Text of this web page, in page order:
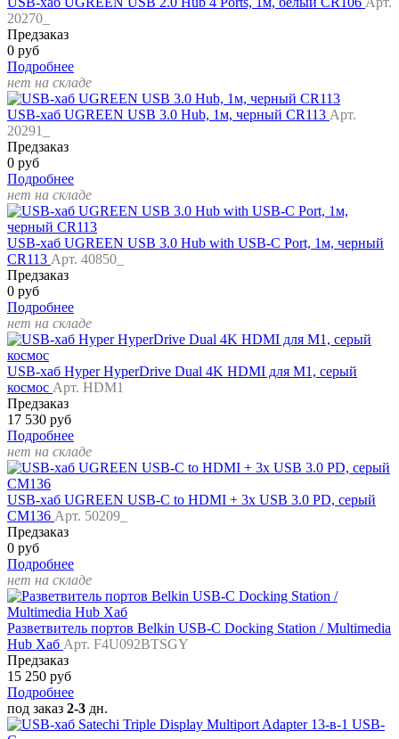
20270_
Предзаказ
0 руб
Подробнее
нет на складе
USB-хаб UGREEN USB 3.0 Hub, 1м, черный CR113 Арт.
20291_
Предзаказ
0 руб
Подробнее
нет на складе
USB-хаб UGREEN USB 3.0 Hub with USB-C Port, 1м, черный
CR113 Арт. 40850_
Предзаказ
0 руб
Подробнее
нет на складе
USB-хаб Hyper HyperDrive Dual 4K HDMI для M1, серый
космос Арт. HDM1
Предзаказ
17 530 руб
Подробнее
нет на складе
USB-хаб UGREEN USB-C to HDMI + 3x USB 3.0 PD, серый
CM136 Арт. 50209_
Предзаказ
0 руб
Подробнее
нет на складе
Разветвитель портов Belkin USB-C Docking Station / Multimedia
Hub Хаб Арт. F4U092BTSGY
Предзаказ
15 250 руб
Подробнее
под заказ 2-3 дн.